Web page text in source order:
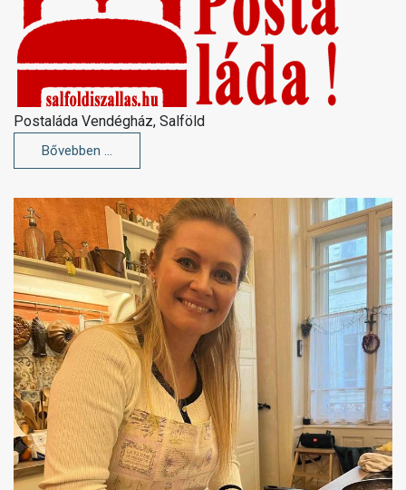
Postaláda Vendégház, Salföld
Bővebben …